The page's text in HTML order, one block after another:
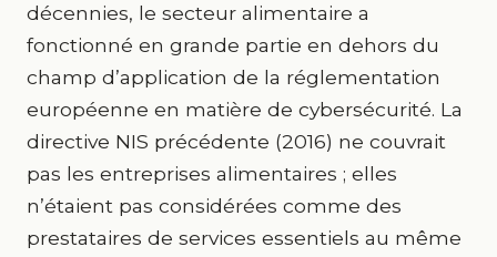
décennies, le secteur alimentaire a
fonctionné en grande partie en dehors du
champ d’application de la réglementation
européenne en matière de cybersécurité. La
directive NIS précédente (2016) ne couvrait
pas les entreprises alimentaires ; elles
n’étaient pas considérées comme des
prestataires de services essentiels au même